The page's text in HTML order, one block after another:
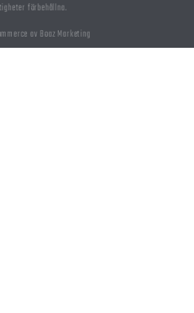
förbehållna.
av Boaz Marketing